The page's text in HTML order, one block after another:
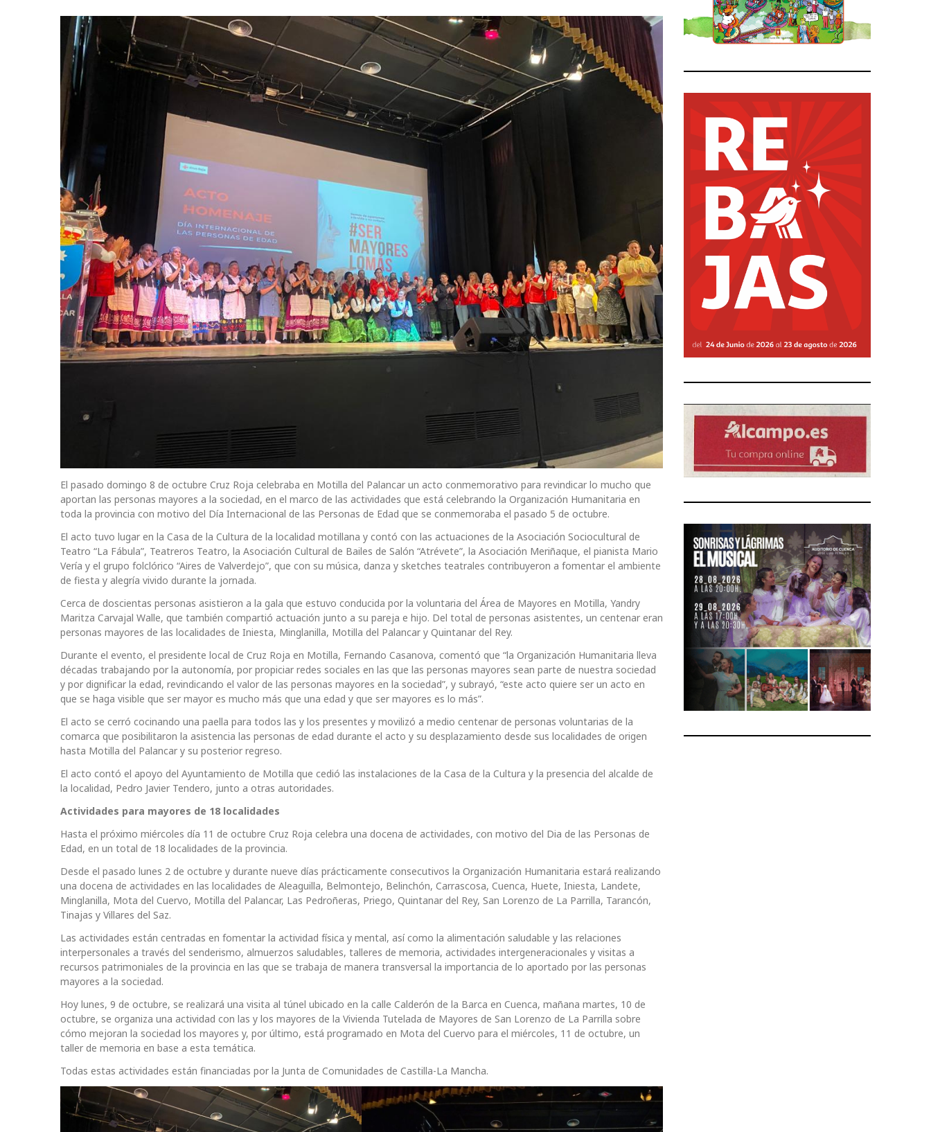
El pasado domingo 8 de octubre Cruz Roja celebraba en Motilla del Palancar un acto conmemorativo para revindicar lo mucho que
aportan las personas mayores a la sociedad, en el marco de las actividades que está celebrando la Organización Humanitaria en
toda la provincia con motivo del Día Internacional de las Personas de Edad que se conmemoraba el pasado 5 de octubre.
El acto tuvo lugar en la Casa de la Cultura de la localidad motillana y contó con las actuaciones de la Asociación Sociocultural de
Teatro “La Fábula”, Teatreros Teatro, la Asociación Cultural de Bailes de Salón “Atrévete”, la Asociación Meriñaque, el pianista Mario
Vería y el grupo folclórico “Aires de Valverdejo”, que con su música, danza y sketches teatrales contribuyeron a fomentar el ambiente
de fiesta y alegría vivido durante la jornada.
Cerca de doscientas personas asistieron a la gala que estuvo conducida por la voluntaria del Área de Mayores en Motilla, Yandry
Maritza Carvajal Walle, que también compartió actuación junto a su pareja e hijo. Del total de personas asistentes, un centenar eran
personas mayores de las localidades de Iniesta, Minglanilla, Motilla del Palancar y Quintanar del Rey.
Durante el evento, el presidente local de Cruz Roja en Motilla, Fernando Casanova, comentó que “la Organización Humanitaria lleva
décadas trabajando por la autonomía, por propiciar redes sociales en las que las personas mayores sean parte de nuestra sociedad
y por dignificar la edad, revindicando el valor de las personas mayores en la sociedad”, y subrayó, “este acto quiere ser un acto en
que se haga visible que ser mayor es mucho más que una edad y que ser mayores es lo más”.
El acto se cerró cocinando una paella para todos las y los presentes y movilizó a medio centenar de personas voluntarias de la
comarca que posibilitaron la asistencia las personas de edad durante el acto y su desplazamiento desde sus localidades de origen
hasta Motilla del Palancar y su posterior regreso.
El acto contó el apoyo del Ayuntamiento de Motilla que cedió las instalaciones de la Casa de la Cultura y la presencia del alcalde de
la localidad, Pedro Javier Tendero, junto a otras autoridades.
Actividades para mayores de 18 localidades
Hasta el próximo miércoles día 11 de octubre Cruz Roja celebra una docena de actividades, con motivo del Dia de las Personas de
Edad, en un total de 18 localidades de la provincia.
Desde el pasado lunes 2 de octubre y durante nueve días prácticamente consecutivos la Organización Humanitaria estará realizando
una docena de actividades en las localidades de Aleaguilla, Belmontejo, Belinchón, Carrascosa, Cuenca, Huete, Iniesta, Landete,
Minglanilla, Mota del Cuervo, Motilla del Palancar, Las Pedroñeras, Priego, Quintanar del Rey, San Lorenzo de La Parrilla, Tarancón,
Tinajas y Villares del Saz.
Las actividades están centradas en fomentar la actividad física y mental, así como la alimentación saludable y las relaciones
interpersonales a través del senderismo, almuerzos saludables, talleres de memoria, actividades intergeneracionales y visitas a
recursos patrimoniales de la provincia en las que se trabaja de manera transversal la importancia de lo aportado por las personas
mayores a la sociedad.
Hoy lunes, 9 de octubre, se realizará una visita al túnel ubicado en la calle Calderón de la Barca en Cuenca, mañana martes, 10 de
octubre, se organiza una actividad con las y los mayores de la Vivienda Tutelada de Mayores de San Lorenzo de La Parrilla sobre
cómo mejoran la sociedad los mayores y, por último, está programado en Mota del Cuervo para el miércoles, 11 de octubre, un
taller de memoria en base a esta temática.
Todas estas actividades están financiadas por la Junta de Comunidades de Castilla-La Mancha.